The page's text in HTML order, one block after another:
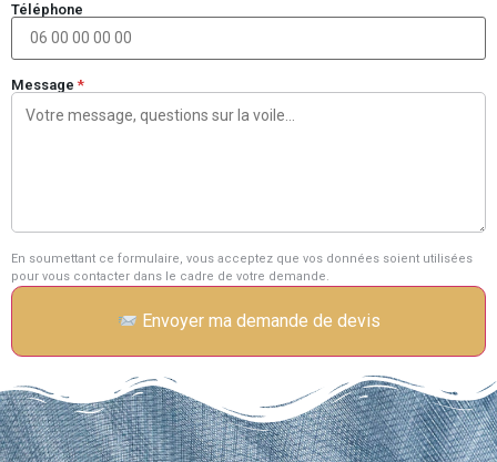
Téléphone
Message *
En soumettant ce formulaire, vous acceptez que vos données soient utilisées
pour vous contacter dans le cadre de votre demande.
Envoyer ma demande de devis